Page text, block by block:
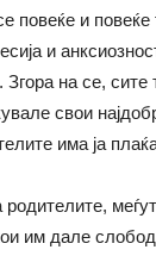
и повеќе
и
на се, сите
свои
има ја
им дале